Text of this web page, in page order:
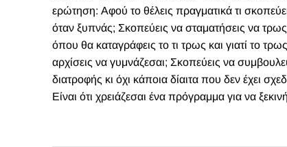
ερώτηση: Αφού το θέλεις πραγματικά τι
όταν ξυπνάς; Σκοπεύεις να σταματήσεις να
όπου θα καταγράφεις το τι τρως και γιατί το
αρχίσεις να γυμνάζεσαι; Σκοπεύεις να
διατροφής κι όχι κάποια δίαιτα που δεν έχει
Είναι ότι χρειάζεσαι ένα πρόγραμμα για να